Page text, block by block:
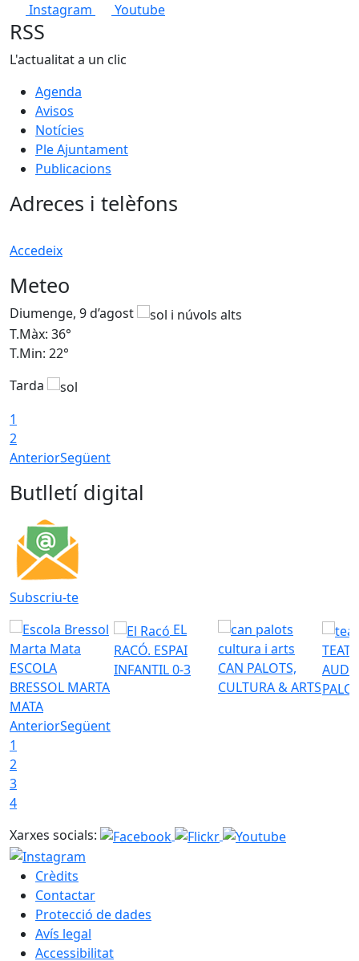
Instagram Youtube
RSS
L'actualitat a un clic
Agenda
Avisos
Notícies
Ple Ajuntament
Publicacions
Adreces i telèfons
Accedeix
Meteo
Diumenge, 9 d’agost
T.Màx: 36°
T.Min: 22°
Tarda
1
2
AnteriorSegüent
Butlletí digital
Subscriu-te
ESCOLA
BRESSOL MARTA
MATA
EL
RACÓ. ESPAI
INFANTIL 0-3
CAN PALOTS,
CULTURA & ARTS
AnteriorSegüent
1
2
3
4
Xarxes socials:
Crèdits
Contactar
Protecció de dades
Avís legal
Accessibilitat